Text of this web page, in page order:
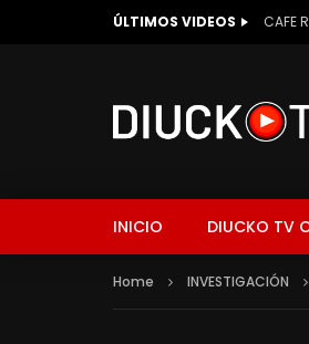
ÚLTIMOS VIDEOS PARTY
INICIO DIUCKO TV
Home INVESTIGACIÓN